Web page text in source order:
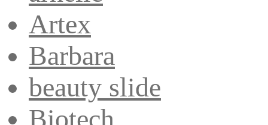
Artex
Barbara
beauty slide
Biotech